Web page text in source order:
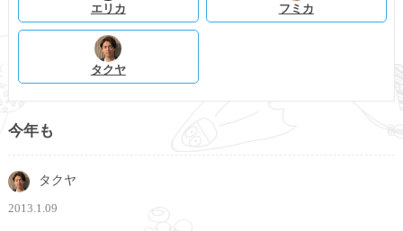
エリカ フミカ
タクヤ
今年も
タクヤ
2013.1.09